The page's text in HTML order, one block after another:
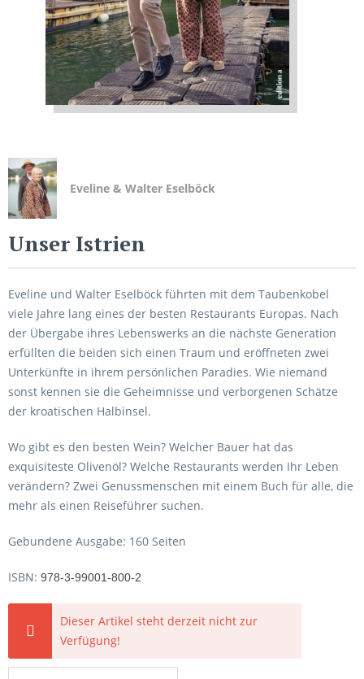
Eveline & Walter Eselböck
Unser Istrien
Eveline und Walter Eselböck führten mit dem Taubenkobel
viele Jahre lang eines der besten Restaurants Europas. Nach
der Übergabe ihres Lebenswerks an die nächste Generation
erfüllten die beiden sich einen Traum und eröffneten zwei
Unterkünfte in ihrem persönlichen Paradies. Wie niemand
sonst kennen sie die Geheimnisse und verborgenen Schätze
der kroatischen Halbinsel.
Wo gibt es den besten Wein? Welcher Bauer hat das
exquisiteste Olivenöl? Welche Restaurants werden Ihr Leben
verändern? Zwei Genussmenschen mit einem Buch für alle, die
mehr als einen Reiseführer suchen.
Gebundene Ausgabe: 160 Seiten
ISBN: 978-3-99001-800-2
Dieser Artikel steht derzeit nicht zur
Verfügung!